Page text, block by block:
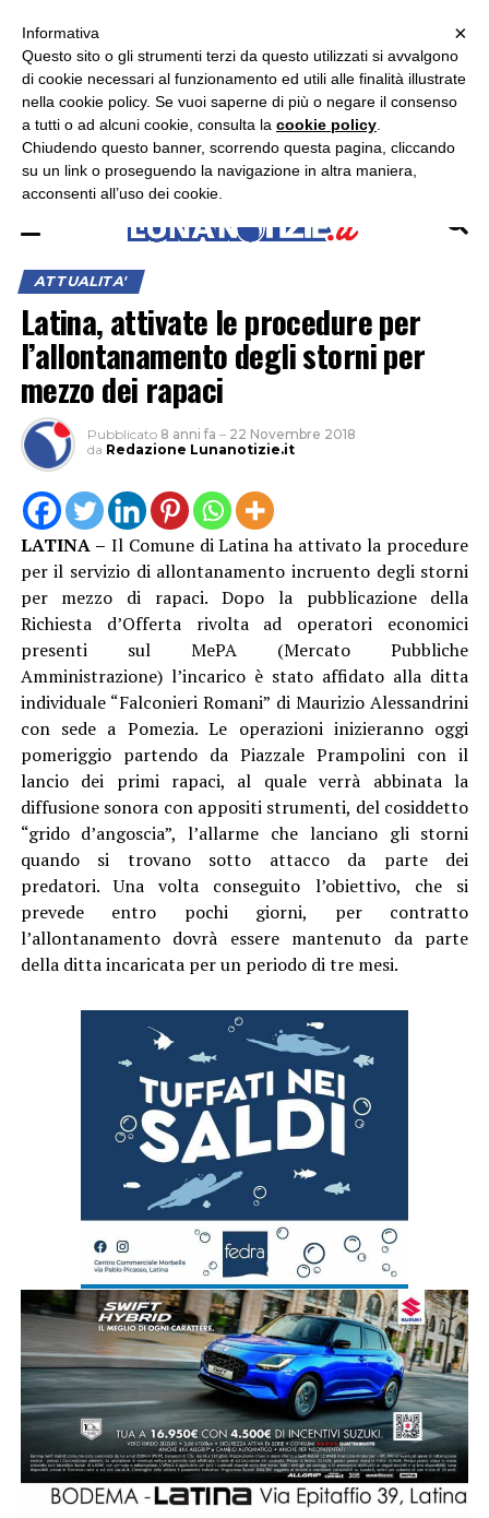
ASCOLTA RADIO LUNA
ATTUALITA'
Latina, attivate le procedure per
l’allontanamento degli storni per
mezzo dei rapaci
Pubblicato 8 anni fa – 22 Novembre 2018
da Redazione Lunanotizie.it
LATINA – Il Comune di Latina ha attivato la procedure
per il servizio di allontanamento incruento degli storni
per mezzo di rapaci. Dopo la pubblicazione della
Richiesta d’Offerta rivolta ad operatori economici
presenti sul MePA (Mercato Pubbliche
Amministrazione) l’incarico è stato affidato alla ditta
individuale “Falconieri Romani” di Maurizio Alessandrini
con sede a Pomezia. Le operazioni inizieranno oggi
pomeriggio partendo da Piazzale Prampolini con il
lancio dei primi rapaci, al quale verrà abbinata la
diffusione sonora con appositi strumenti, del cosiddetto
“grido d’angoscia”, l’allarme che lanciano gli storni
quando si trovano sotto attacco da parte dei
predatori. Una volta conseguito l’obiettivo, che si
prevede entro pochi giorni, per contratto
l’allontanamento dovrà essere mantenuto da parte
della ditta incaricata per un periodo di tre mesi.
×
×
Informativa
Questo sito o gli strumenti terzi da questo utilizzati si avvalgono
di cookie necessari al funzionamento ed utili alle finalità illustrate
nella cookie policy. Se vuoi saperne di più o negare il consenso
a tutti o ad alcuni cookie, consulta la cookie policy
Chiudendo questo banner, scorrendo questa pagina, cliccando
su un link o proseguendo la navigazione in altra maniera,
acconsenti all’uso dei cookie.